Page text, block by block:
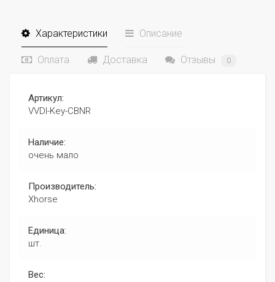
Характеристики Описание
Оплата Доставка Отзывы 0
Артикул:
VVDI-Key-CBNR
Наличие:
очень мало
Производитель:
Xhorse
Единица:
шт.
Вес: